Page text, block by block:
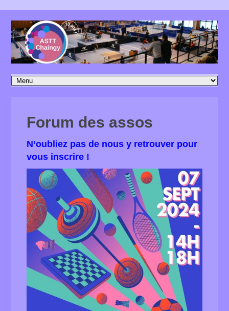
Forum des assos
N’oubliez pas de nous y retrouver pour
vous inscrire !